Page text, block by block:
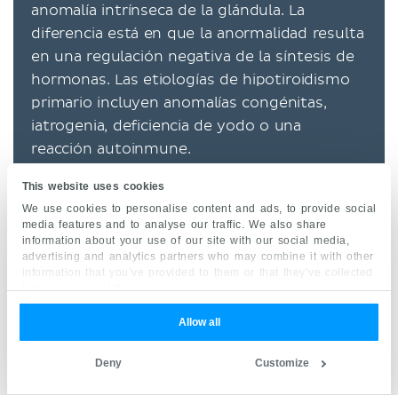
This website uses cookies
We use cookies to personalise content and ads, to provide social
media features and to analyse our traffic. We also share
information about your use of our site with our social media,
advertising and analytics partners who may combine it with other
information that you’ve provided to them or that they’ve collected
from your use of their services.
Allow all
Customize
Deny
anomalía intrínseca de la glándula. La
diferencia está en que la anormalidad resulta
en una regulación negativa de la síntesis de
hormonas. Las etiologías de hipotiroidismo
primario incluyen anomalías congénitas,
iatrogenia, deficiencia de yodo o una
reacción autoinmune.
La forma autoinmune de hipotiroidismo es
conocida como tiroiditis de Hashimoto. En
esta condición, los CD4 + (diferenciación de
conglomerados 4, células auxiliadoras) y CD8
desenvuelven sensibilidad a los antígenos
tiroideos. El resultado es agresión citotóxica